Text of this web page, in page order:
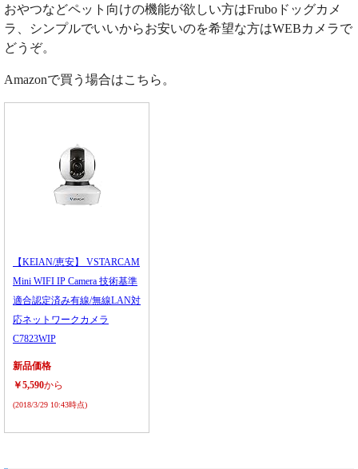
おやつなどペット向けの機能が欲しい方はFruboドッグカメ
ラ、シンプルでいいからお安いのを希望な方はWEBカメラで
どうぞ。
Amazonで買う場合はこちら。
【KEIAN/恵安】 VSTARCAM
Mini WIFI IP Camera 技術基準
適合認定済み有線/無線LAN対
応ネットワークカメラ
C7823WIP
新品価格
￥5,590から
(2018/3/29 10:43時点)